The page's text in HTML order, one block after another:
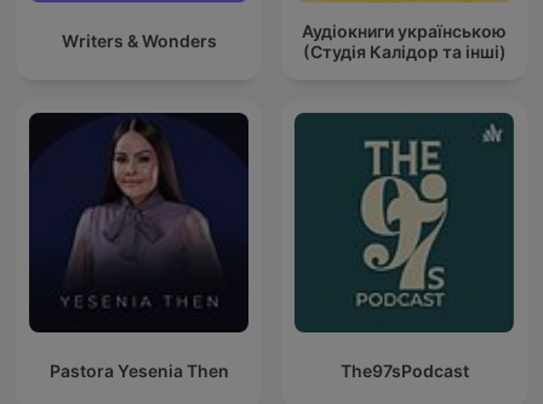
Writers & Wonders
Аудіокниги українською
(Студія Калідор та інші)
Pastora Yesenia Then The97sPodcast